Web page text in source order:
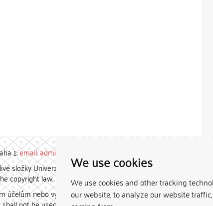
We use cookies
We use cookies and other tracking
our website, to analyze our website
1;email: admin-repozitar [at] cuni.cz
složky Univerzity Karlovy. / Each constituent
copyright law.
účelům nebo vydávány za studijní, vědeckou